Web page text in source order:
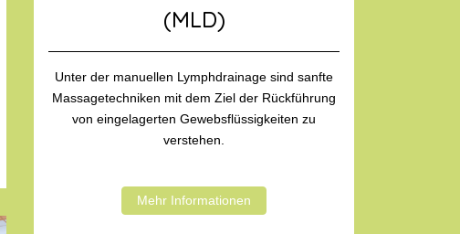
(MLD)
Unter der manuellen Lymphdrainage sind sanfte
Massagetechniken mit dem Ziel der Rückführung
von eingelagerten Gewebsflüssigkeiten zu
verstehen.
Mehr Informationen